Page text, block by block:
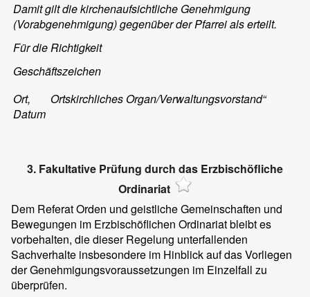
Damit gilt die kirchenaufsichtliche Genehmigung
(Vorabgenehmigung) gegenüber der Pfarrei als erteilt.
Für die Richtigkeit
Geschäftszeichen
Ort,
Datum
Ortskirchliches Organ/Verwaltungsvorstand“
3. Fakultative Prüfung durch das Erzbischöfliche
Ordinariat
Dem Referat Orden und geistliche Gemeinschaften und
Bewegungen im Erzbischöflichen Ordinariat bleibt es
vorbehalten, die dieser Regelung unterfallenden
Sachverhalte insbesondere im Hinblick auf das Vorliegen
der Genehmigungsvoraussetzungen im Einzelfall zu
überprüfen.